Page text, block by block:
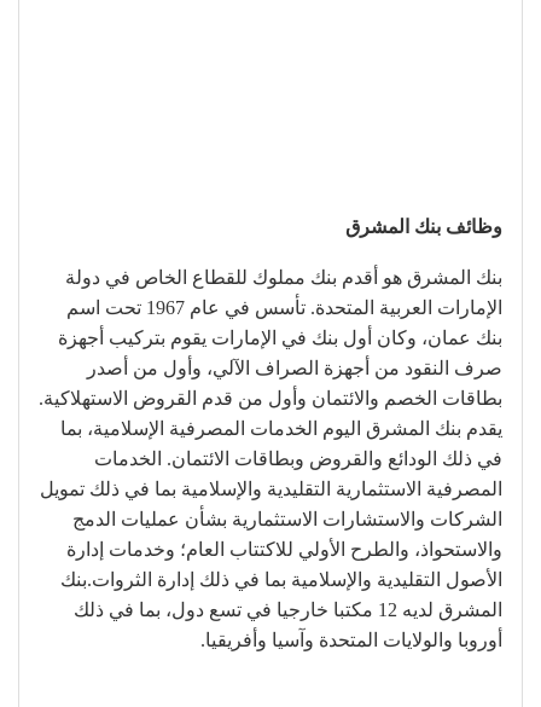
وظائف بنك المشرق
بنك المشرق هو أقدم بنك مملوك للقطاع الخاص في دولة
الإمارات العربية المتحدة. تأسس في عام 1967 تحت اسم
بنك عمان، وكان أول بنك في الإمارات يقوم بتركيب أجهزة
صرف النقود من أجهزة الصراف الآلي، وأول من أصدر
بطاقات الخصم والائتمان وأول من قدم القروض الاستهلاكية.
يقدم بنك المشرق اليوم الخدمات المصرفية الإسلامية، بما
في ذلك الودائع والقروض وبطاقات الائتمان. الخدمات
المصرفية الاستثمارية التقليدية والإسلامية بما في ذلك تمويل
الشركات والاستشارات الاستثمارية بشأن عمليات الدمج
والاستحواذ، والطرح الأولي للاكتتاب العام؛ وخدمات إدارة
الأصول التقليدية والإسلامية بما في ذلك إدارة الثروات.بنك
المشرق لديه 12 مكتبا خارجيا في تسع دول، بما في ذلك
أوروبا والولايات المتحدة وآسيا وأفريقيا.